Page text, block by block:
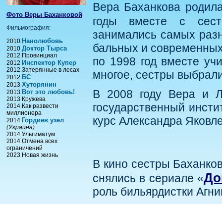
Фото Веры Баханковой
Фильмография:
2010 Нанолюбовь
2010 Доктор Тырса
2012 Провинциал
2012 Инспектор Купер
2012 Затерянные в лесах
2012 БС
2013 Хуторянин
2013 Вот это любовь!
2013 Кружева
2014 Как развести
миллионера
2014 Гордиев узел
(Украина)
2014 Ультиматум
2014 Отмена всех
ограничений
2023 Новая жизнь
Вера Баханкова
годы вместе с
занимались самых
бальных и
по 1998 год вместе
многое, сестры
В 2008 году Вера и
государственный
курс Александра
В кино сестры
снялись в сериале «
роль бильярдистки